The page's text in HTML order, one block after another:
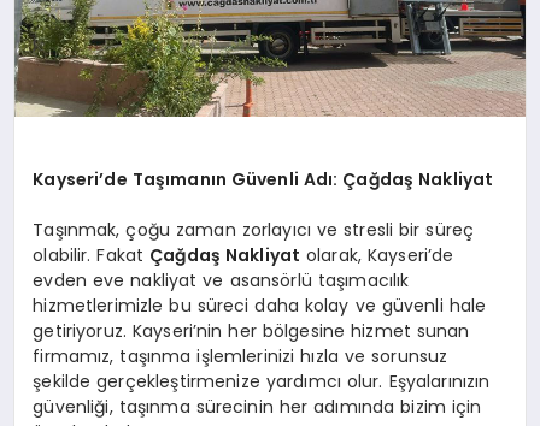
Kayseri’de Taşımanın Güvenli Adı: Çağdaş Nakliyat
Taşınmak, çoğu zaman zorlayıcı ve stresli bir süreç
olabilir. Fakat Çağdaş Nakliyat olarak, Kayseri’de
evden eve nakliyat ve asansörlü taşımacılık
hizmetlerimizle bu süreci daha kolay ve güvenli hale
getiriyoruz. Kayseri’nin her bölgesine hizmet sunan
firmamız, taşınma işlemlerinizi hızla ve sorunsuz
şekilde gerçekleştirmenize yardımcı olur. Eşyalarınızın
güvenliği, taşınma sürecinin her adımında bizim için